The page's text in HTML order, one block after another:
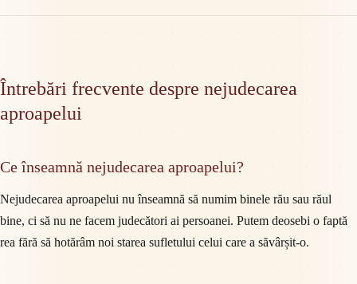
Întrebări frecvente despre nejudecarea
aproapelui
Ce înseamnă nejudecarea aproapelui?
Nejudecarea aproapelui nu înseamnă să numim binele rău sau răul
bine, ci să nu ne facem judecători ai persoanei. Putem deosebi o faptă
rea fără să hotărâm noi starea sufletului celui care a săvârșit-o.